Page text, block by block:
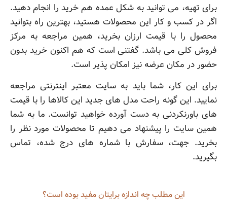
برای تهیه، می توانید به شکل عمده هم‌ خرید را انجام دهید.
اگر در کسب و کار این محصولات هستید، بهترین راه بتوانید
محصول را با قیمت ارزان بخرید، همین مراجعه به مرکز
فروش کلی می باشد. گفتنی است که هم اکنون خرید بدون
حضور در مکان عرضه نیز امکان پذیر است.
برای این کار، شما باید به سایت معتبر اینترنتی مراجعه
نمایید. این گونه راحت مدل های جدید این کالاها را با قیمت
های باورنکردنی به دست آورده خواهید توانست. ما به شما
همین سایت را پیشنهاد می دهیم تا محصولات مورد نظر را
بخرید. جهت، سفارش با شماره های درج شده، تماس
بگیرید.
این مطلب چه‌ اندازه برایتان مفید بوده است؟